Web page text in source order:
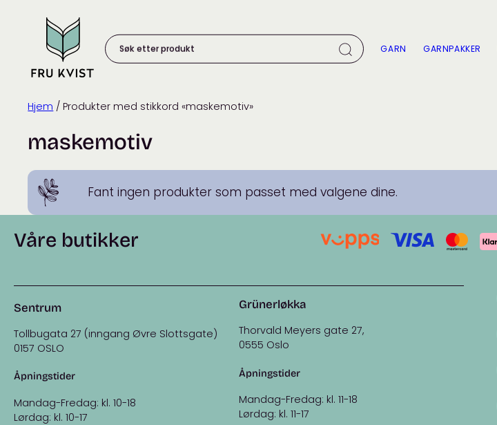
content
etter
produkt:
GARN GARNPAKKER
Hjem / Produkter med stikkord «maskemotiv»
maskemotiv
Fant ingen produkter som passet med valgene dine.
Våre butikker
Sentrum
Tollbugata 27 (inngang Øvre Slottsgate)
0157 OSLO
Åpningstider
Mandag-Fredag: kl. 10-18
Lørdag: kl. 10-17
Grünerløkka
Thorvald Meyers gate 27,
0555 Oslo
Åpningstider
Mandag-Fredag: kl. 11-18
Lørdag: kl. 11-17